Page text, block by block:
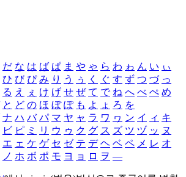
だ な は ば ぱ ま や ゃ ら わ ゎ ん い ぃ
ひ び ぴ み り う ぅ く ぐ す ず つ づ っ
る え ぇ け げ せ ぜ て で ね へ べ ぺ め
と ど の ほ ぼ ぽ も よ ょ ろ を
ナ ハ バ パ マ ヤ ャ ラ ワ ヮ ン イ ィ キ
ビ ピ ミ リ ウ ゥ ク グ ス ズ ツ ヅ ッ ヌ
エ ェ ケ ゲ セ ゼ テ デ ヘ ベ ペ メ レ オ
ノ ホ ボ ポ モ ヨ ョ ロ ヲ ―